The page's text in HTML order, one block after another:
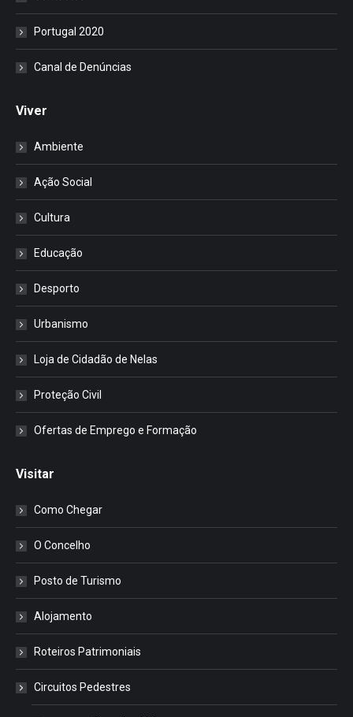
Portugal 2020
Canal de Denúncias
Viver
Ambiente
Ação Social
Cultura
Educação
Desporto
Urbanismo
Loja de Cidadão de Nelas
Proteção Civil
Ofertas de Emprego e Formação
Visitar
Como Chegar
O Concelho
Posto de Turismo
Alojamento
Roteiros Patrimoniais
Circuitos Pedestres